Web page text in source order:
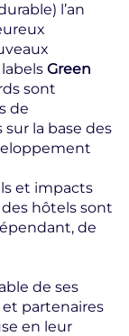
l’an
Green
sont
de
la base des
et impacts
hôtels sont
de
de ses
partenaires
en leur